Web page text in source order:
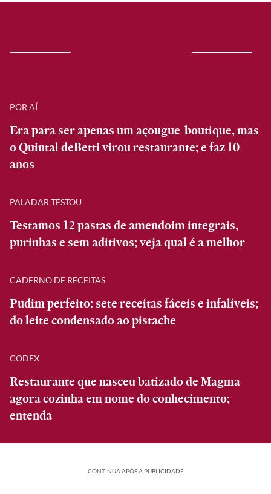
POR AÍ
Era para ser apenas um açougue-boutique, mas
o Quintal deBetti virou restaurante; e faz 10
anos
PALADAR TESTOU
Testamos 12 pastas de amendoim integrais,
purinhas e sem aditivos; veja qual é a melhor
CADERNO DE RECEITAS
Pudim perfeito: sete receitas fáceis e infalíveis;
do leite condensado ao pistache
CODEX
Restaurante que nasceu batizado de Magma
agora cozinha em nome do conhecimento;
entenda
CONTINUA APÓS A PUBLICIDADE